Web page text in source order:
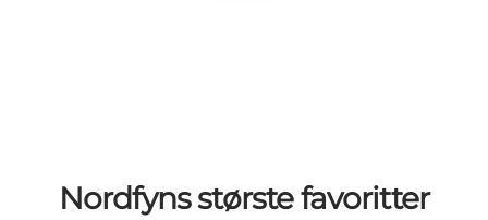
Nordfyns største favoritter